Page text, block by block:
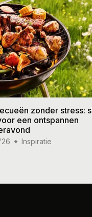
zonder stress:
een ontspannen
Inspiratie